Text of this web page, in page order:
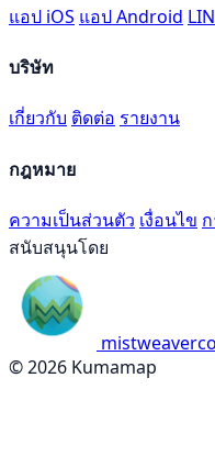
แอป iOS แอป Android
บริษัท
เกี่ยวกับ ติดต่อ รายงาน
กฎหมาย
ความเป็นส่วนตัว เงื่อนไข
สนับสนุนโดย
© 2026 Kumamap